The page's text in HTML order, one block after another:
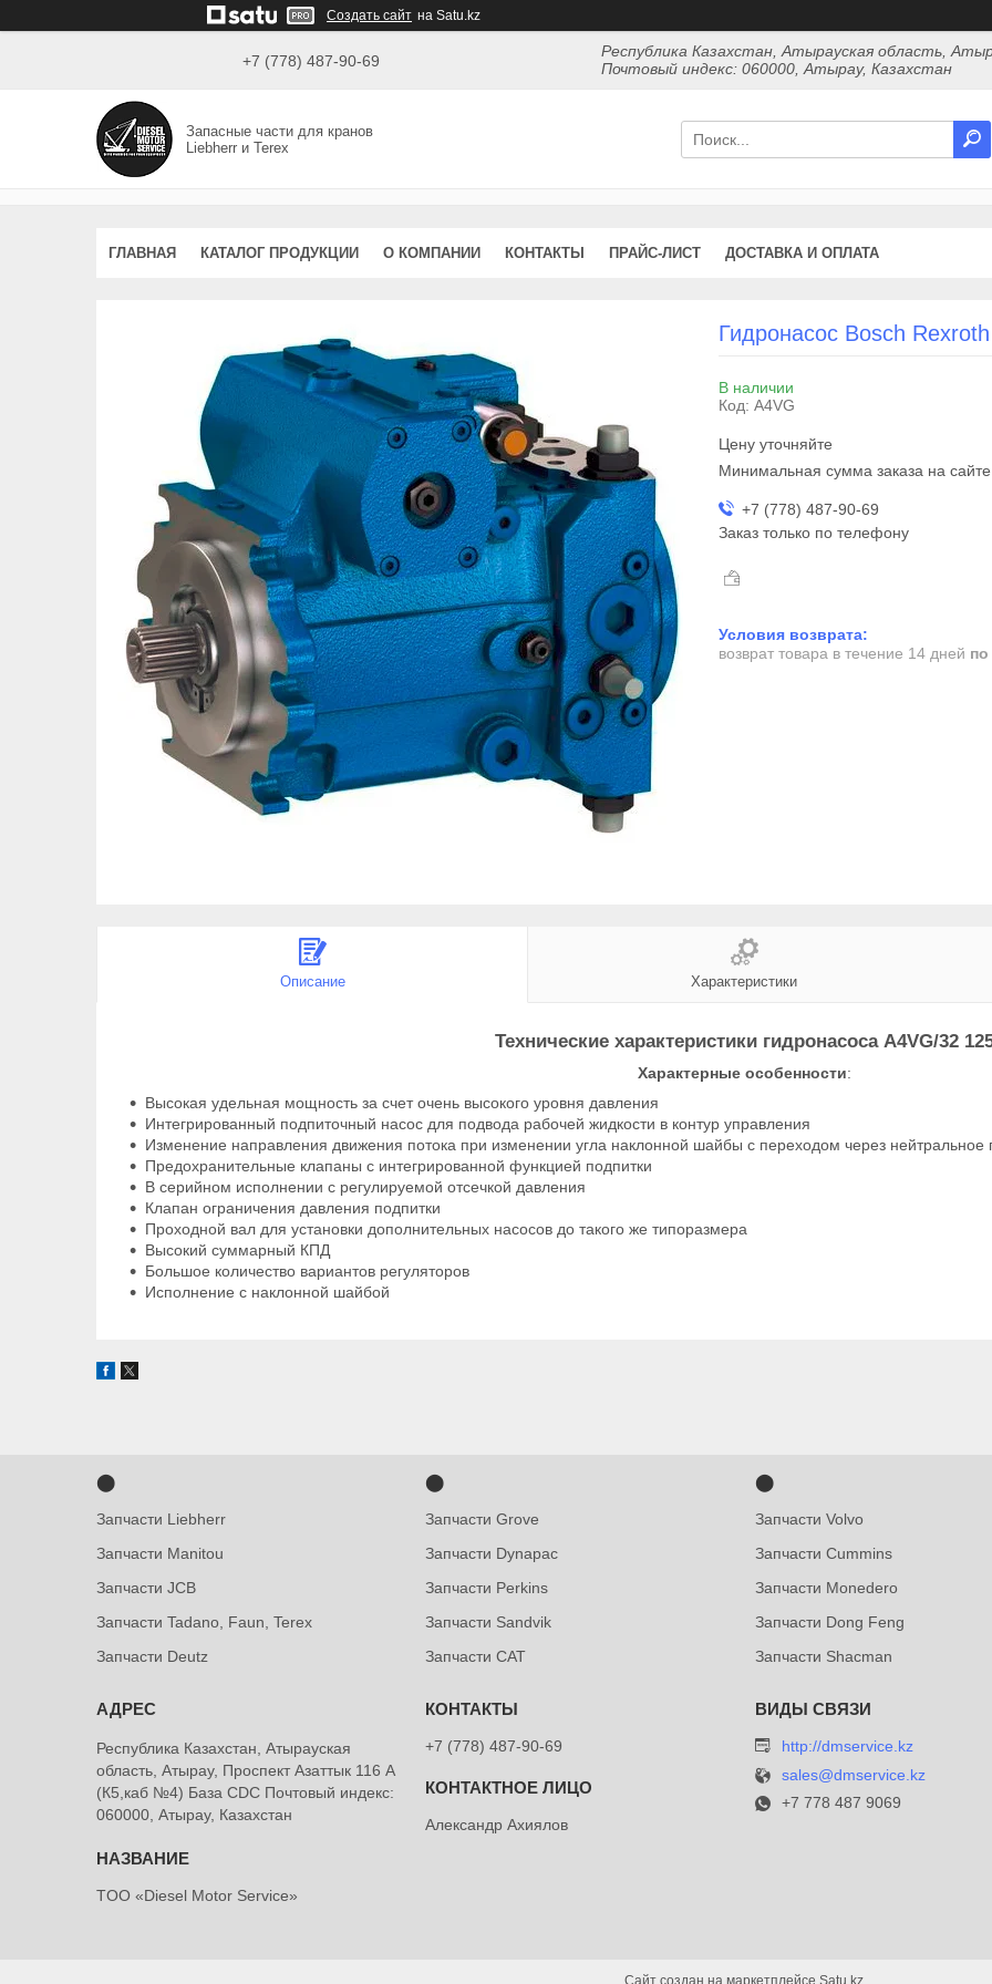
Создать сайт на Satu.kz
+7 (778) 487-90-69
Республика Казахстан, Атырауская область,
Почтовый индекс: 060000, Атырау, Казахстан
Запасные части для кранов
Liebherr и Terex
ГЛАВНАЯ КАТАЛОГ ПРОДУКЦИИ О КОМПАНИИ КОНТАКТЫ ПРАЙС-ЛИСТ ДОСТАВКА И ОПЛАТА
Гидронасос Bosch
В наличии
Код: A4VG
Цену уточняйте
Минимальная сумма заказа на
+7 (778) 487-90-69
Заказ только по телефону
возврат товара в течение 14 дней
Описание Характеристики
Технические характеристики гидронасоса A4VG/32
Характерные особенности:
Высокая удельная мощность за счет очень высокого уровня давления
Интегрированный подпиточный насос для подвода рабочей жидкости в контур управления
Изменение направления движения потока при изменении угла наклонной шайбы с переходом через нейтральное
Предохранительные клапаны с интегрированной функцией подпитки
В серийном исполнении с регулируемой отсечкой давления
Клапан ограничения давления подпитки
Проходной вал для установки дополнительных насосов до такого же типоразмера
Высокий суммарный КПД
Большое количество вариантов регуляторов
Исполнение с наклонной шайбой
⬤
Запчасти Liebherr
Запчасти Manitou
Запчасти JCB
Запчасти Tadano, Faun, Terex
Запчасти Deutz
⬤
Запчасти Grove
Запчасти Dynapac
Запчасти Perkins
Запчасти Sandvik
Запчасти CAT
⬤
Запчасти Volvo
Запчасти Cummins
Запчасти Monedero
Запчасти Dong Feng
Запчасти Shacman
Республика Казахстан, Атырауская
область, Атырау, Проспект Азаттык 116 А
(К5,каб №4) База CDC Почтовый индекс:
060000, Атырау, Казахстан
TOO «Diesel Motor Service»
+7 (778) 487-90-69
Александр Ахиялов
http://dmservice.kz
sales@dmservice.kz
+7 778 487 9069
Сайт создан на маркетплейсе Satu.kz